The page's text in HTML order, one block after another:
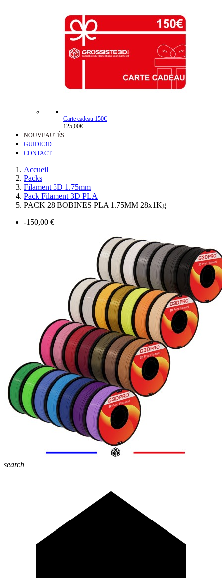
Carte cadeau 150€
125,00€
NOUVEAUTÉS
GUIDE 3D
CONTACT
Accueil
Packs
Filament 3D 1.75mm
Pack Filament 3D PLA
PACK 28 BOBINES PLA 1.75MM 28x1Kg
-150,00 €
search